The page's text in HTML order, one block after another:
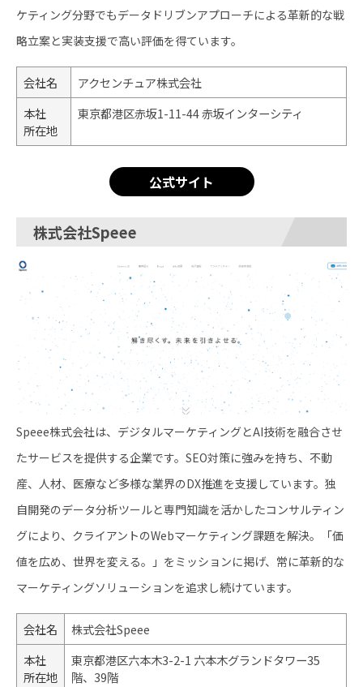
ケティング分野でもデータドリブンアプローチによる革新的な戦
略立案と実装支援で高い評価を得ています。
会社名
アクセンチュア株式会社
本社
所在地
東京都港区赤坂1-11-44 赤坂インターシティ
公式サイト
株式会社Speee
Speee株式会社は、デジタルマーケティングとAI技術を融合させ
たサービスを提供する企業です。SEO対策に強みを持ち、不動
産、人材、医療など多様な業界のDX推進を支援しています。独
自開発のデータ分析ツールと専門知識を活かしたコンサルティン
グにより、クライアントのWebマーケティング課題を解決。「価
値を広め、世界を変える。」をミッションに掲げ、常に革新的な
マーケティングソリューションを追求し続けています。
会社名
株式会社Speee
本社
所在地
東京都港区六本木3-2-1 六本木グランドタワー35
階、39階